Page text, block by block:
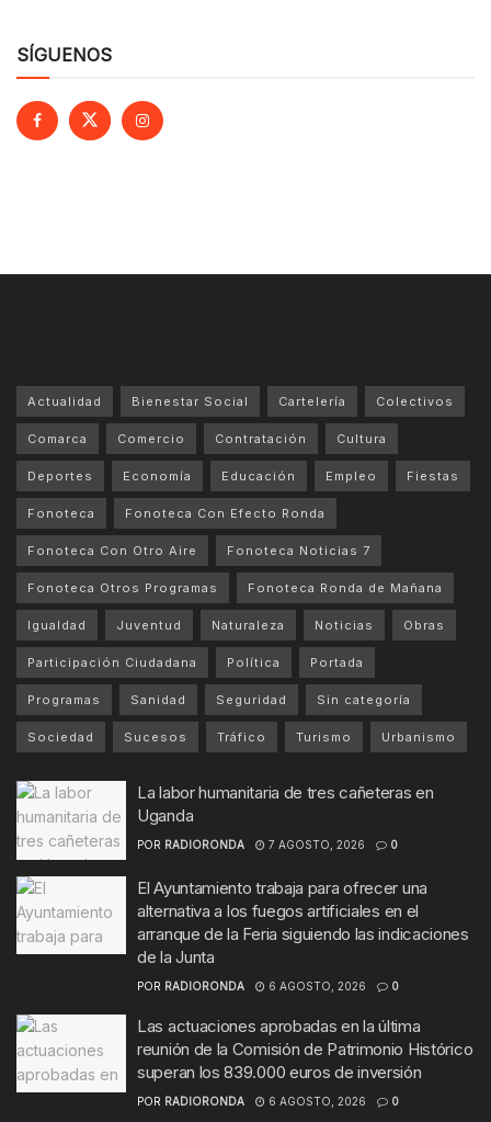
SÍGUENOS
Actualidad Bienestar Social Cartelería Colectivos
Comarca Comercio Contratación Cultura
Deportes Economía Educación Empleo Fiestas
Fonoteca Fonoteca Con Efecto Ronda
Fonoteca Con Otro Aire Fonoteca Noticias 7
Fonoteca Otros Programas Fonoteca Ronda de Mañana
Igualdad Juventud Naturaleza Noticias Obras
Participación Ciudadana Política Portada
Programas Sanidad Seguridad Sin categoría
Sociedad Sucesos Tráfico Turismo Urbanismo
La labor humanitaria de tres cañeteras en
Uganda
POR RADIORONDA 7 AGOSTO, 2026 0
El Ayuntamiento trabaja para ofrecer una
alternativa a los fuegos artificiales en el
arranque de la Feria siguiendo las indicaciones
de la Junta
POR RADIORONDA 6 AGOSTO, 2026 0
Las actuaciones aprobadas en la última
reunión de la Comisión de Patrimonio Histórico
superan los 839.000 euros de inversión
POR RADIORONDA 6 AGOSTO, 2026 0